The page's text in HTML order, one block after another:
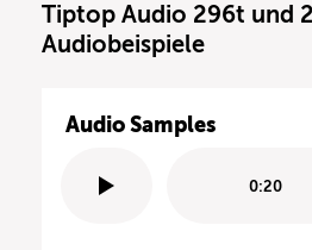
Tiptop Audio 296t und
Audiobeispiele
Audio Samples
0:20